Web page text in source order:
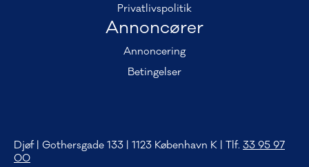
Privatlivspolitik
Annoncører
Annoncering
Betingelser
Djøf | Gothersgade 133 | 1123 København K | Tlf. 33 95 97
00